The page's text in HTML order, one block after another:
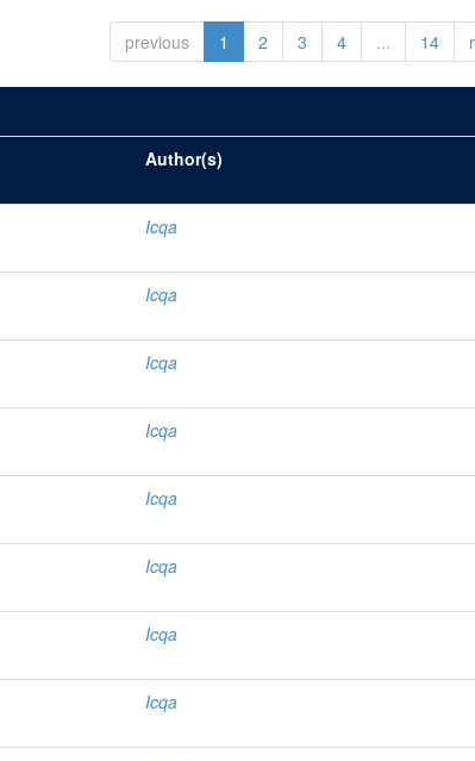
previous 1 2 3 4 ... 14
Author(s)
Icqa
Icqa
Icqa
Icqa
Icqa
Icqa
Icqa
Icqa